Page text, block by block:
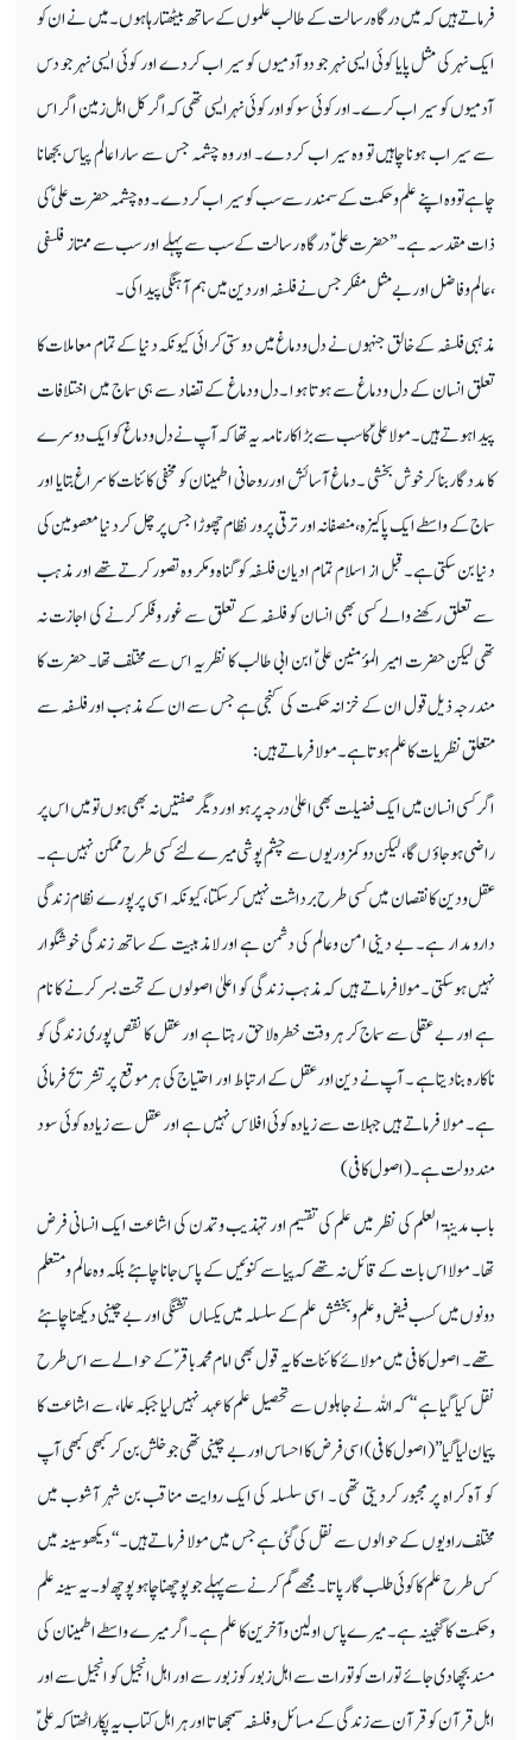
فرماتے ہیں کہ میں درگاہ رسالت کے طالب علموں کے ساتھ بیٹھتا رہاہوں ۔ میں نے ان کو
ایک نہر کی مثل پایا کوئی ایسی نہر جو دو آدمیوں کو سیراب کردے اور کوئی ایسی نہر جو دس
آدمیوں کو سیراب کرے۔ اورکوئی سوکو اور کوئی نہر ایسی تھی کہ اگر کل اہل زمین اگر اس
سے سیراب ہونا چاہیں تو وہ سیراب کردے۔ اور وہ چشمہ جس سے سارا عالم پیاس بجھانا
چاہے تو وہ اپنے علم وحکمت کے سمندر سے سب کو سیراب کردے۔ وہ چشمہ حضرت علیؑ کی
ذات مقدسہ ہے۔’’حضرت علیؑ درگاہ رسالت کے سب سے پہلے اور سب سے ممتاز فلسفی
،عالم وفاضل اور بے مثل مفکر جس نے فلسفہ اور دین میں ہم آہنگی پیدا کی۔
مذہبی فلسفہ کے خالق جنہوں نے دل ودماغ میں دوستی کرائی کیونکہ دنیا کے تمام معاملات کا
تعلق انسان کے دل ودماغ سے ہوتا ہوا ۔دل ودماغ کے تضاد سے ہی سماج میں اختلافات
پیدا ہوتے ہیں۔ مولا علیؑ کا سب سے بڑا کارنامہ یہ تھا کہ آپ نے دل ودماغ کو ایک دوسرے
کا مددگار بنا کر خوش بخشی ۔دماغ آسائش اور روحانی اطمینان کو مخفی کائنات کا سراغ بتایا اور
سماج کے واسطے ایک پاکیزہ ،منصفانہ اور ترقی پرور نظام چھوڑا جس پر چل کر دنیا معصومین کی
دنیا بن سکتی ہے۔قبل از اسلام تمام ادیان فلسفہ کو گناہ ومکر وہ تصور کرتے تھے اور مذہب
سے تعلق رکھنے والے کسی بھی انسان کو فلسفہ کے تعلق سے غور وفکر کرنے کی اجازت نہ
تھی لیکن حضرت امیر المؤمنین علیؑ ابن ابی طالب کا نظریہ اس سے مختلف تھا۔ حضرت کا
مندرجہ ذیل قول ان کے خزانہ حکمت کی کنجی ہے جس سے ان کے مذہب اور فلسفہ سے
متعلق نظریات کا علم ہوتا ہے۔ مولا فرماتے ہیں :
اگر کسی انسان میں ایک فضیلت بھی اعلیٰ درجہ پر ہو اور دیگر صفتیں نہ بھی ہو ں تو میں اس پر
راضی ہوجاؤ ں گا، لیکن دو کمزوریوں سے چشم پوشی میرے لئے کسی طرح ممکن نہیں ہے۔
عقل ودین کا نقصان میں کسی طرح برداشت نہیں کرسکتا، کیونکہ اسی پر پورے نظام زندگی
دارو مدار ہے۔ بے دینی امن وعالم کی دشمن ہے اور لامذہبیت کے ساتھ زندگی خوشگوار
نہیں ہوسکتی ۔مولافرماتے ہیں کہ مذہب زندگی کو اعلیٰ اصولوں کے تحت بسر کرنے کا نام
ہے اور بے عقلی سے سماج کر ہر وقت خطرہ لاحق رہتا ہے اور عقل کا نقص پوری زندگی کو
ناکارہ بنادیتا ہے ۔آپ نے دین اورعقل کے ارتباط اور احتیاج کی ہر موقع پر تشریح فرمائی
ہے۔ مولا فرماتے ہیں جہلات سے زیادہ کوئی افلاس نہیں ہے اور عقل سے زیادہ کوئی سود
مند دولت ہے۔ (اصول کافی)
باب مدینٖۃ العلم کی نظر میں علم کی تقسیم اور تہذیب وتمدن کی اشاعت ایک انسانی فرض
تھا۔ مولا اس بات کے قائل نہ تھے کہ پیاسے کنوئیں کے پاس جانا چاہئے بلکہ وہ عالم ومتعلم
دونوں میں کسب فیض وعلم وبخشش علم کے سلسلہ میں یکساں تشنگی اور بے چینی دیکھنا چاہئے
تھے ۔ اصول کافی میں مولائے کائنات کا یہ قول بھی امام محمد باقر ؑ کے حوالے سے اس طرح
نقل کیا گیا ہے ‘‘ کہ اللہ نے جاہلوں سے تحصیل علم کا عہد نہیں لیا جبکہ علما، سے اشاعت کا
پیمان لیا گیا’’(اصول کافی)اسی فرض کا احساس اور بے چینی تھی جو خلش بن کر کبھی کبھی آپ
کو آہ کراہ پر مجبور کردیتی تھی ۔ اسی سلسلہ کی ایک روایت مناقب بن شہر آشوب میں
مختلف راویوں کے حوالوں سے نقل کی گئی ہے جس میں مولا فرماتے ہیں۔‘‘ دیکھو سینہ میں
کس طرح علم کاکوئی طلب گار پاتا ۔مجھے گم کرنے سے پہلے جو پوچھنا چاہو پوچھ لو ۔ یہ سینہ علم
وحکمت کا گنجینہ ہے۔ میرے پاس اولین وآخرین کا علم ہے ۔اگر میرے واسطے اطمینان کی
مسند بچھادی جائے تو رات کو تو رات سے اہل زبور کو زبور سے اور اہل انجیل کو انجیل سے اور
اہل قرآن کو قرآن سے زندگی کے مسائل وفلسفہ سمجھا تا اور ہر اہل کتاب یہ پکا راٹھتا کہ علیؑ